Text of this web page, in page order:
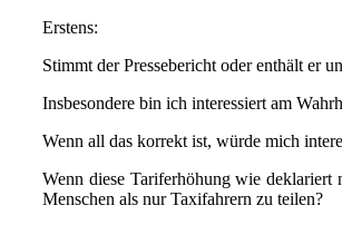
Erstens:
Stimmt der Pressebericht oder enthält er
Insbesondere bin ich interessiert am
Wenn all das korrekt ist, würde mich
Wenn diese Tariferhöhung wie
Menschen als nur Taxifahrern zu teilen?